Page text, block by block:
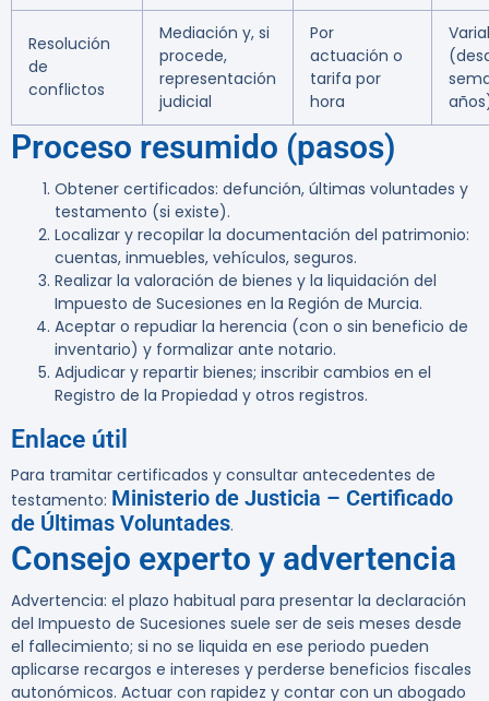
Resolución
de
conflictos
Mediación y, si
procede,
representación
judicial
Por
actuación o
tarifa por
hora
Proceso resumido (pasos)
Obtener certificados: defunción, últimas voluntades y
testamento (si existe).
Localizar y recopilar la documentación del patrimonio:
cuentas, inmuebles, vehículos, seguros.
Realizar la valoración de bienes y la liquidación del
Impuesto de Sucesiones en la Región de Murcia.
Aceptar o repudiar la herencia (con o sin beneficio de
inventario) y formalizar ante notario.
Adjudicar y repartir bienes; inscribir cambios en el
Registro de la Propiedad y otros registros.
Enlace útil
Para tramitar certificados y consultar antecedentes de
testamento: Ministerio de Justicia – Certificado
de Últimas Voluntades.
Consejo experto y advertencia
Advertencia: el plazo habitual para presentar la declaración
del Impuesto de Sucesiones suele ser de seis meses desde
el fallecimiento; si no se liquida en ese periodo pueden
aplicarse recargos e intereses y perderse beneficios fiscales
autonómicos. Actuar con rapidez y contar con un abogado